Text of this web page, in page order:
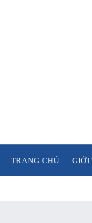
TRANG CHỦ GIỚI